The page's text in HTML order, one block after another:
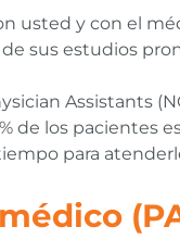
usted y con el
sus estudios
Assistants
de los pacientes
para